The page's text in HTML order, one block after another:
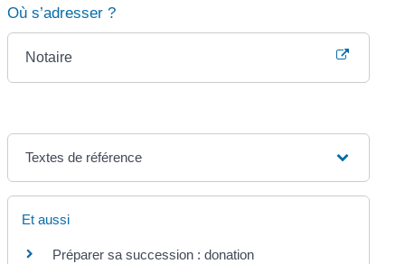
Où s’adresser ?
Notaire
Textes de référence
Et aussi
Préparer sa succession : donation